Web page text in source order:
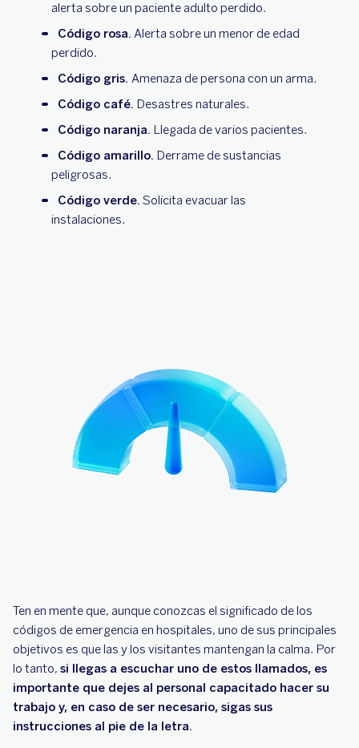
alerta sobre un paciente adulto perdido.
Código rosa. Alerta sobre un menor de edad
perdido.
Código gris. Amenaza de persona con un arma.
Código café. Desastres naturales.
Código naranja. Llegada de varios pacientes.
Código amarillo. Derrame de sustancias
peligrosas.
Código verde. Solicita evacuar las
instalaciones.
Ten en mente que, aunque conozcas el significado de los
códigos de emergencia en hospitales, uno de sus principales
objetivos es que las y los visitantes mantengan la calma. Por
lo tanto, si llegas a escuchar uno de estos llamados, es
importante que dejes al personal capacitado hacer su
trabajo y, en caso de ser necesario, sigas sus
instrucciones al pie de la letra.